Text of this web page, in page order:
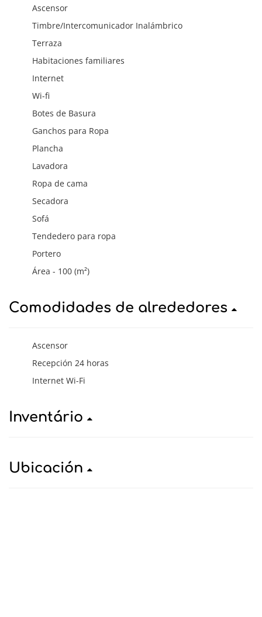
Ascensor
Timbre/Intercomunicador Inalámbrico
Terraza
Habitaciones familiares
Internet
Wi-fi
Botes de Basura
Ganchos para Ropa
Plancha
Lavadora
Ropa de cama
Secadora
Sofá
Tendedero para ropa
Portero
Área - 100 (m²)
Comodidades de alrededores
Ascensor
Recepción 24 horas
Internet Wi-Fi
Inventário
Ubicación